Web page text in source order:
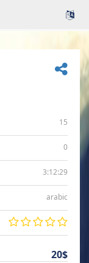
15
0
3:12:29
arabic
20$